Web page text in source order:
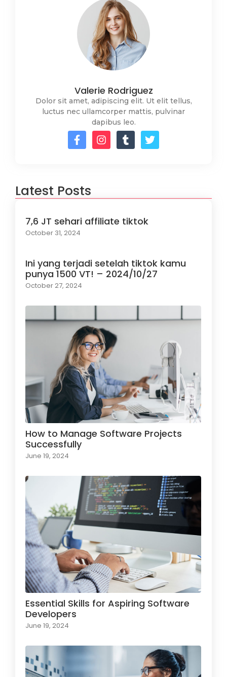
Valerie Rodriguez
Dolor sit amet, adipiscing elit. Ut elit tellus,
luctus nec ullamcorper mattis, pulvinar
dapibus leo.
Latest Posts
7,6 JT sehari affiliate tiktok
October 31, 2024
Ini yang terjadi setelah tiktok kamu
punya 1500 VT! – 2024/10/27
October 27, 2024
How to Manage Software Projects
Successfully
June 19, 2024
Essential Skills for Aspiring Software
Developers
June 19, 2024